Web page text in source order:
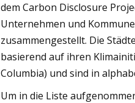
dem Carbon Disclosure
Unternehmen und
zusammengestellt. Die
basierend auf ihren
Columbia) und sind in
Um in die Liste